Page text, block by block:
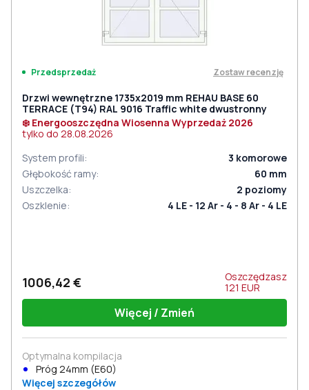
Przedsprzedaż Zostaw recenzję
Drzwi wewnętrzne 1735x2019 mm REHAU BASE 60
TERRACE (Т94) RAL 9016 Traffic white dwustronny
❄️ Energooszczędna Wiosenna Wyprzedaż 2026
tylko do 28.08.2026
System profili: 3 komorowe
Głębokość ramy: 60 mm
Uszczelka: 2 poziomy
Oszklenie: 4 LE - 12 Ar - 4 - 8 Ar - 4 LE
1006,42 €
Oszczędzasz
121 EUR
Więcej / Zmień
Optymalna kompilacja
Próg 24mm (E60)
Więcej szczegółów